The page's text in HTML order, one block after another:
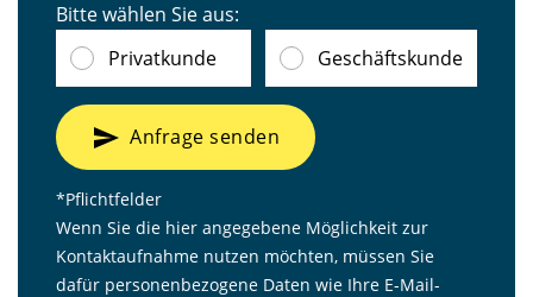
Bitte wählen Sie aus:
Privatkunde
Geschäftskunde
send Anfrage senden
*Pflichtfelder
Wenn Sie die hier angegebene Möglichkeit zur
Kontaktaufnahme nutzen möchten, müssen Sie
dafür personenbezogene Daten wie Ihre E-Mail-